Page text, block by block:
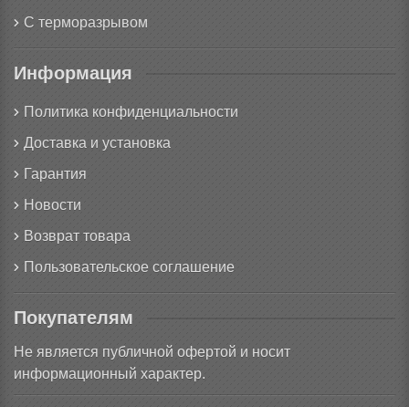
С терморазрывом
Информация
Политика конфиденциальности
Доставка и установка
Гарантия
Новости
Возврат товара
Пользовательское соглашение
Покупателям
Не является публичной офертой и носит
информационный характер.